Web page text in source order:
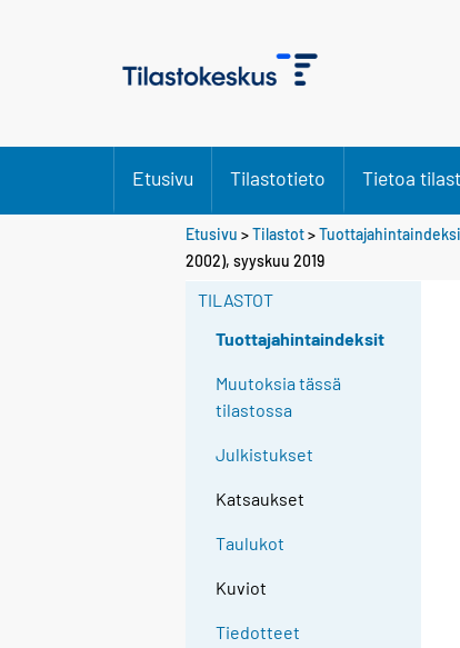
Etusivu Tilastotieto Tietoa
Etusivu >Tilastot>
2002), syyskuu 2019
TILASTOT
Tuottajahintaindeksit
Muutoksia tässä
tilastossa
Julkistukset
Katsaukset
Taulukot
Kuviot
Tiedotteet